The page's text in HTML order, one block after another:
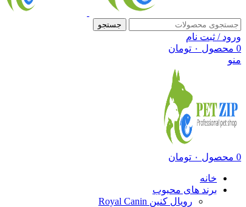
جستجو
ورود / ثبت نام
0 محصول ۰ تومان
منو
0 محصول ۰ تومان
خانه
برند های محبوب
رویال کنین Royal Canin